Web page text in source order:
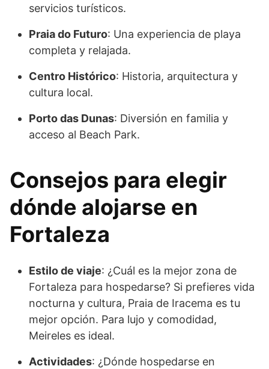
servicios turísticos.
Praia do Futuro: Una experiencia de playa
completa y relajada.
Centro Histórico: Historia, arquitectura y
cultura local.
Porto das Dunas: Diversión en familia y
acceso al Beach Park.
Consejos para elegir
dónde alojarse en
Fortaleza
Estilo de viaje: ¿Cuál es la mejor zona de
Fortaleza para hospedarse? Si prefieres vida
nocturna y cultura, Praia de Iracema es tu
mejor opción. Para lujo y comodidad,
Meireles es ideal.
Actividades: ¿Dónde hospedarse en